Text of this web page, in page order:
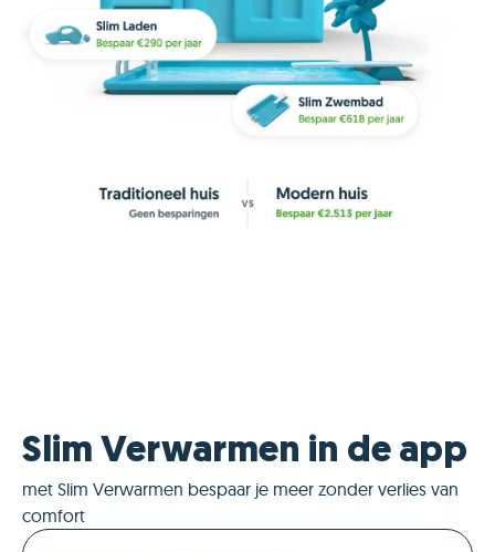
Slim Verwarmen in de app
met Slim Verwarmen bespaar je meer zonder verlies van
comfort